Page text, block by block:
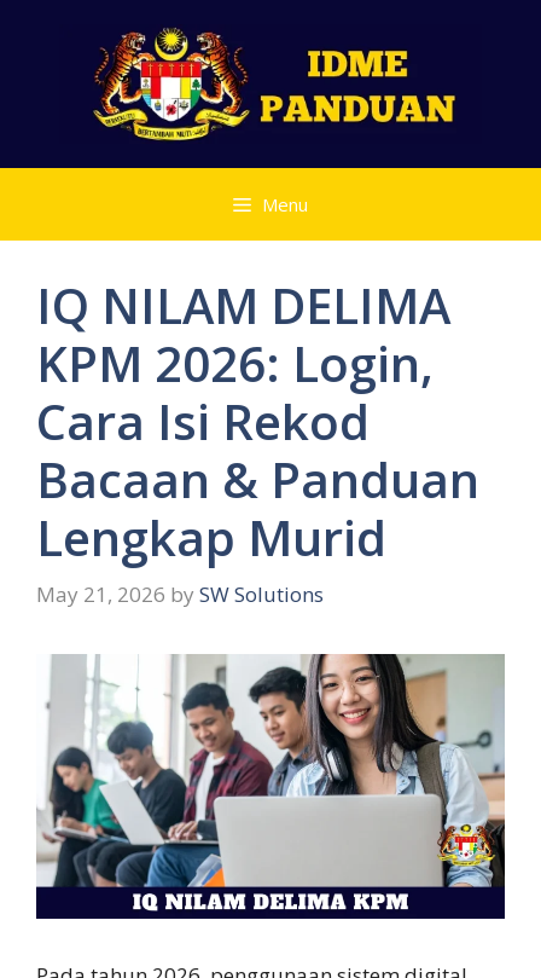
Menu
IQ NILAM DELIMA
KPM 2026: Login,
Cara Isi Rekod
Bacaan & Panduan
Lengkap Murid
May 21, 2026 by SW Solutions